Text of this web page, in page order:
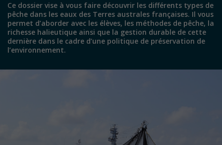
Ce dossier vise à vous faire découvrir les différents types de
pêche dans les eaux des Terres australes françaises. Il vous
permet d’aborder avec les élèves, les méthodes de pêche, la
richesse halieutique ainsi que la gestion durable de cette
dernière dans le cadre d’une politique de préservation de
l’environnement.